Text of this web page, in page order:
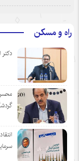
راه و مسکن
دکتر